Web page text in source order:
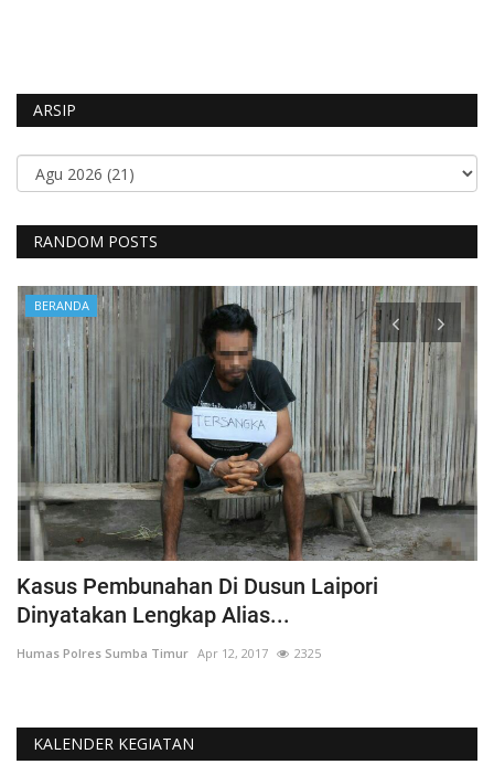
ARSIP
RANDOM POSTS
BERANDA
Kasus Pembunahan Di Dusun Laipori
Dinyatakan Lengkap Alias...
Humas Polres Sumba Timur Apr 12, 2017 2325
KALENDER KEGIATAN